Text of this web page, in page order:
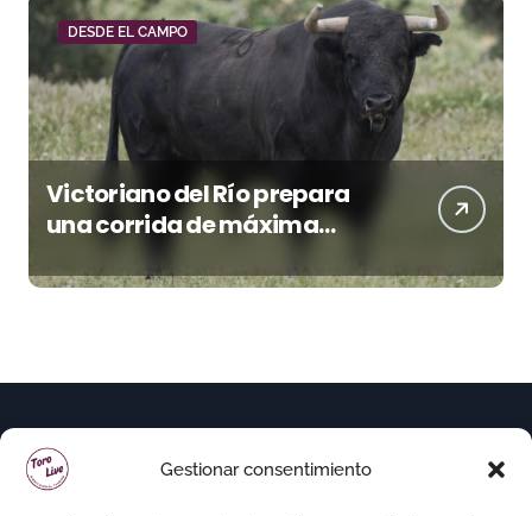
Gestionar consentimiento
DESDE EL CAMPO
Victoriano del Río prepara
una corrida de máxima
seriedad para Ciudad Real
(En Vídeo)